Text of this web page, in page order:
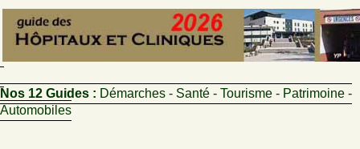
Nos 12 Guides : Démarches - Santé - Tourisme - Patrimoine -
Automobiles